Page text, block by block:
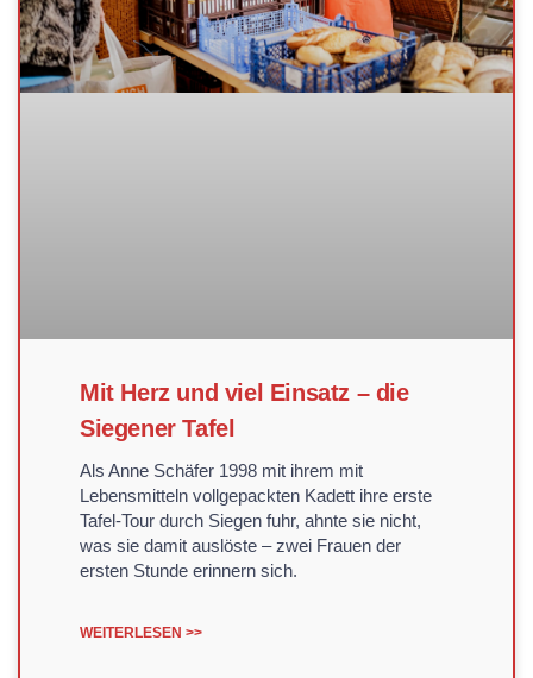
Mit Herz und viel Einsatz – die
Siegener Tafel
Als Anne Schäfer 1998 mit ihrem mit
Lebensmitteln vollgepackten Kadett ihre erste
Tafel-Tour durch Siegen fuhr, ahnte sie nicht,
was sie damit auslöste – zwei Frauen der
ersten Stunde erinnern sich.
WEITERLESEN >>